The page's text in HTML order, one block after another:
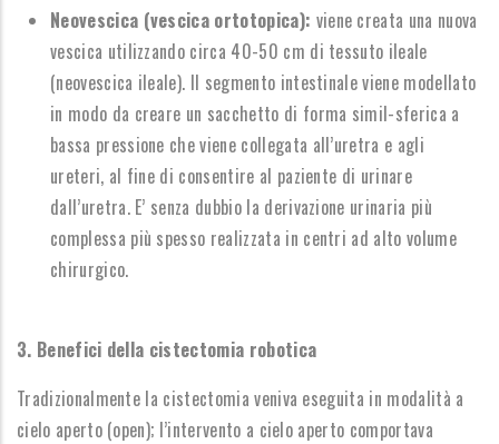
Neovescica (vescica ortotopica): viene creata una nuova
vescica utilizzando circa 40-50 cm di tessuto ileale
(neovescica ileale). Il segmento intestinale viene modellato
in modo da creare un sacchetto di forma simil-sferica a
bassa pressione che viene collegata all’uretra e agli
ureteri, al fine di consentire al paziente di urinare
dall’uretra. E’ senza dubbio la derivazione urinaria più
complessa più spesso realizzata in centri ad alto volume
chirurgico.
3. Benefici della cistectomia robotica
Tradizionalmente la cistectomia veniva eseguita in modalità a
cielo aperto (open); l’intervento a cielo aperto comportava